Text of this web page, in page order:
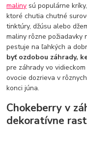
maliny sú populárne kríky,
ktoré chutia chutné
tinktúry, džúsu alebo
maliny rôzne požiadavky
pestuje na ľahkých a
byť ozdobou záhrady,
pre záhrady vo
ovocie dozrieva v
konci júna.
Chokeberry v
dekoratívne